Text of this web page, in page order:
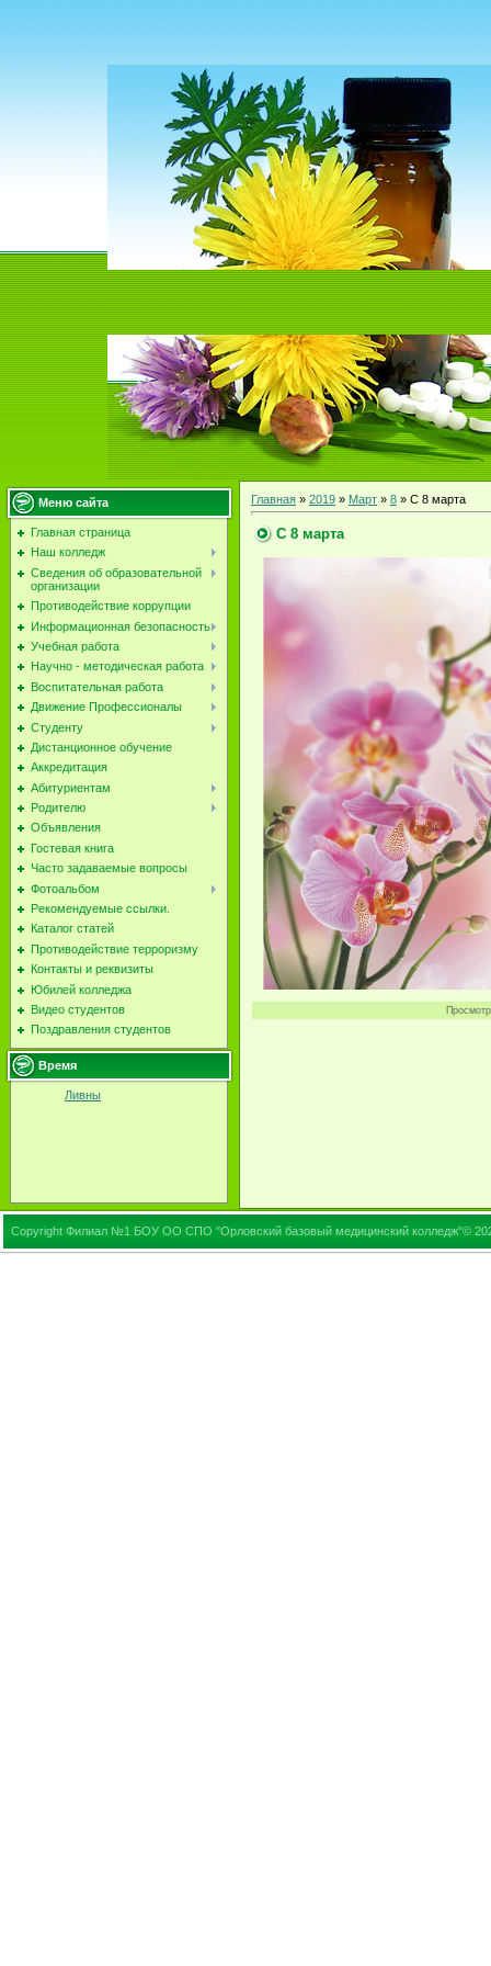
Меню сайта
Главная страница
Наш колледж
Сведения об образовательной
организации
Противодействие коррупции
Информационная безопасность
Учебная работа
Научно - методическая работа
Воспитательная работа
Движение Профессионалы
Студенту
Дистанционное обучение
Аккредитация
Абитуриентам
Родителю
Объявления
Гостевая книга
Часто задаваемые вопросы
Фотоальбом
Рекомендуемые ссылки.
Каталог статей
Противодействие терроризму
Контакты и реквизиты
Юбилей колледжа
Видео студентов
Поздравления студентов
Время
Ливны
Главная » 2019 » Март » 8 » С 8 марта
С 8 марта
Copyright Филиал №1 БОУ ОО СПО "Орловский базовый медицинский колледж"©